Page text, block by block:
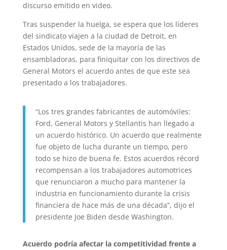
discurso emitido en video.
Tras suspender la huelga, se espera que los líderes
del sindicato viajen a la ciudad de Detroit, en
Estados Unidos, sede de la mayoría de las
ensambladoras, para finiquitar con los directivos de
General Motors el acuerdo antes de que este sea
presentado a los trabajadores.
“Los tres grandes fabricantes de automóviles:
Ford, General Motors y Stellantis han llegado a
un acuerdo histórico. Un acuerdo que realmente
fue objeto de lucha durante un tiempo, pero
todo se hizo de buena fe. Estos acuerdos récord
recompensan a los trabajadores automotrices
que renunciaron a mucho para mantener la
industria en funcionamiento durante la crisis
financiera de hace más de una década”, dijo el
presidente Joe Biden desde Washington.
Acuerdo podría afectar la competitividad frente a